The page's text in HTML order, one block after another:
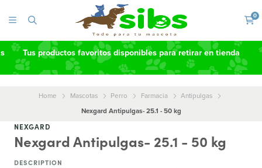
0
Tus productos favoritos disponibles para retirar en tienda
Home Mascotas Perro Farmacia
Antipulgas
Nexgard Antipulgas- 25.1 - 50 kg
NEXGARD
Nexgard Antipulgas- 25.1 - 50 kg
DESCRIPTION